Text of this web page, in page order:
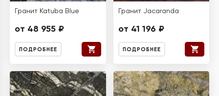
Гранит Katuba Blue
от 48 955 ₽
ПОДРОБНЕЕ
Гранит Jacaranda
от 41 196 ₽
ПОДРОБНЕЕ